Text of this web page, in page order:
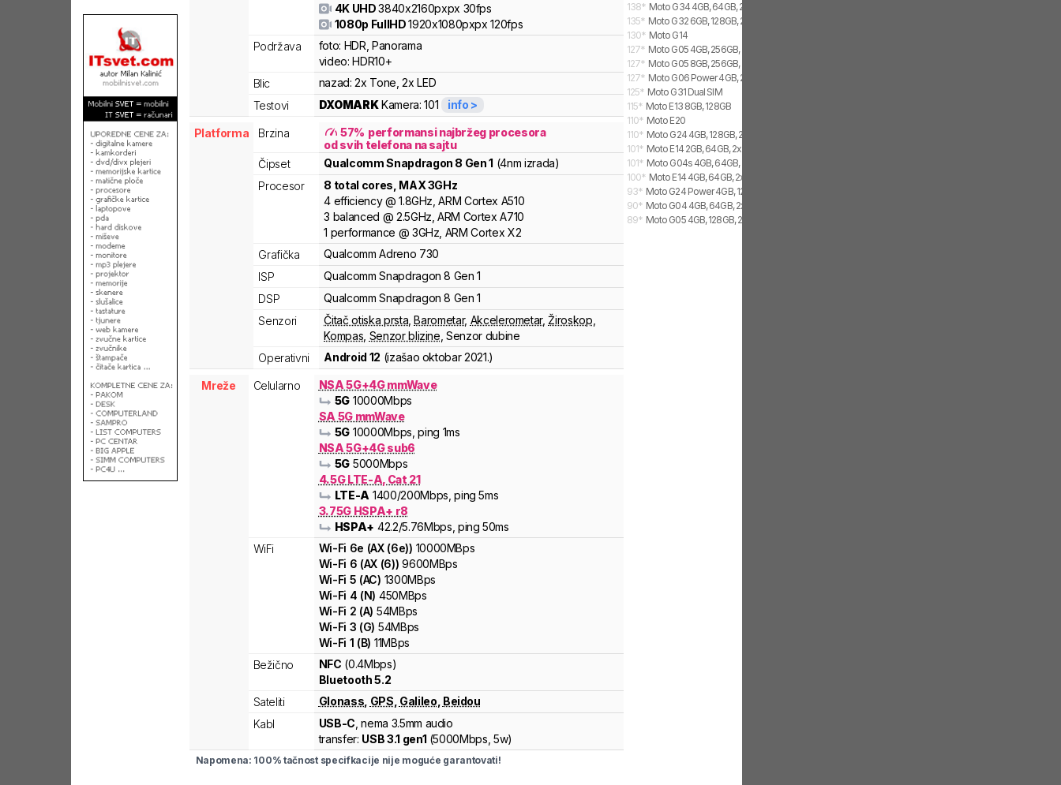
4K UHD 3840x2160pxpx 30fps
1080p FullHD1920x1080pxpx120fps
Podržava
foto: HDR, Panorama
video: HDR10+
Blic
nazad: 2x Tone, 2x LED
Testovi
DXOMARKKamera: 101 info >
Platforma Brzina 57% performansi najbržeg procesora
od svih telefona na sajtu
Čipset
QualcommSnapdragon 8 Gen 1 (4nm izrada)
Procesor
8 total cores , MAX3GHz
4 efficiency @ 1.8GHz,ARM Cortex A510
3 balanced @ 2.5GHz,ARM Cortex A710
1 performance @ 3GHz, ARM Cortex X2
Grafička
Qualcomm Adreno 730
ISP
Qualcomm Snapdragon 8 Gen 1
DSP
Qualcomm Snapdragon 8 Gen 1
Senzori
Čitač otiska prsta ,Barometar, Akcelerometar,Žiroskop
Kompas Senzor blizine ,Senzor dubine
Operativni
Android 12 (izašao oktobar 2021.)
Mreže Celularno
NSA 5G+4G mmWave
5G 10000Mbps
SA 5G mmWave
5G 10000Mbps , ping 1ms
NSA 5G+4G sub6
5G 5000Mbps
4.5G LTE-A, Cat 21
LTE-A 1400/200Mbps , ping 5ms
3.75G HSPA+ r8
HSPA+ 42.2/5.76Mbps , ping 50ms
WiFi
Wi-Fi 6e (AX (6e)) 10000MBps
Wi-Fi 6 (AX (6)) 9600MBps
Wi-Fi 5 (AC) 1300MBps
Wi-Fi 4 (N) 450MBps
Wi-Fi 2 (A) 54MBps
Wi-Fi 3 (G) 54MBps
Wi-Fi 1 (B) 11MBps
Bežično
NFC (0.4Mbps)
Bluetooth 5.2
Sateliti
Glonass GPS Galileo Beidou
Kabl
USB-C , nema 3.5mm audio
transfer: USB 3.1 gen1 (5000Mbps, 5w)
Napomena: 100% tačnost specifkacije nije moguće garantovati!
138* Moto G34 4GB, 64GB, 2x SIM
135* Moto G32 6GB, 128GB, 2x SIM
130* Moto G14
127* Moto G05 4GB, 256GB, 2x SIM
127* Moto G05 8GB, 256GB, 2x SIM
127* Moto G06 Power 4GB, 256GB, 2x SIM
125* Moto G31 Dual SIM
115* Moto E13 8GB, 128GB
110* Moto E20
110* Moto G24 4GB, 128GB, 2x SIM
101* Moto E14 2GB, 64GB, 2x SIM
101* Moto G04s 4GB, 64GB, 2x SIM
100* Moto E14 4GB, 64GB, 2x SIM
93* Moto G24 Power 4GB, 128GB, 2x SIM
90* Moto G04 4GB, 64GB, 2x SIM
89* Moto G05 4GB, 128GB, 2x SIM